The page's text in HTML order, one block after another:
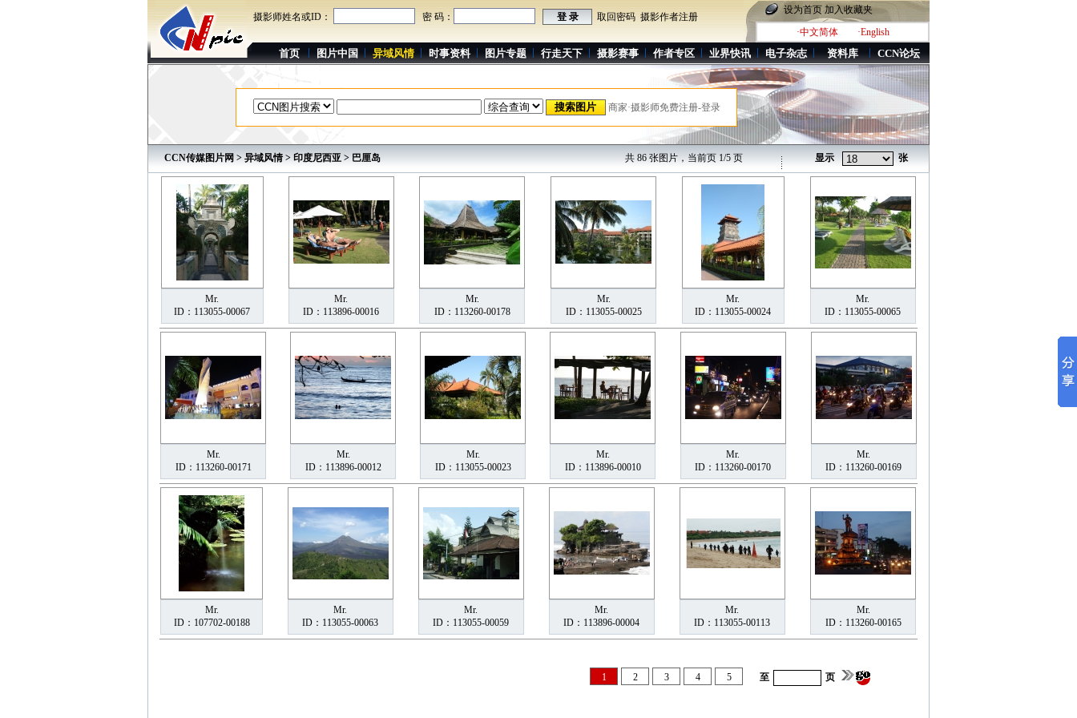
摄影师姓名或ID： 密 码： 取回密码 摄影作者注册
设为首页 加入收藏夹
·中文简体
·English
首页 图片中国 异域风情 时事资料 图片专题 行走天下 摄影赛事 作者专区 业界快讯 电子杂志 资料库 CCN论坛
商家·摄影师免费注册-登录
CCN传媒图片网 > 异域风情> 印度尼西亚 > 巴厘岛 共 86 张图片，当前页 1/5 页 显示 张
Mr.
ID：113055-00067
Mr.
ID：113896-00016
Mr.
ID：113260-00178
Mr.
ID：113055-00025
Mr.
ID：113055-00024
Mr.
ID：113055-00065
Mr.
ID：113260-00171
Mr.
ID：113896-00012
Mr.
ID：113055-00023
Mr.
ID：113896-00010
Mr.
ID：113260-00170
Mr.
ID：113260-00169
Mr.
ID：107702-00188
Mr.
ID：113055-00063
Mr.
ID：113055-00059
Mr.
ID：113896-00004
Mr.
ID：113055-00113
Mr.
ID：113260-00165
至 页
1 2 3 4 5